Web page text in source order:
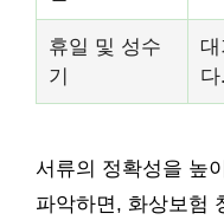
휴일 및 성수
기
다.
서류의 정확성을 높
파악하면, 화상보험